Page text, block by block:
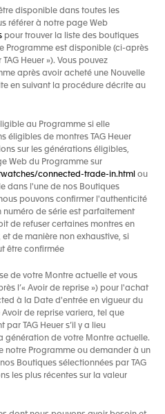
disponible dans toutes les
référer à notre page Web
pour trouver la liste des boutiques
Programme est disponible (ci-après
Heuer »). Vous pouvez
après avoir acheté une Nouvelle
en suivant la procédure décrite au
au Programme si elle
éligibles de montres TAG Heuer
sur les générations éligibles,
Web du Programme sur
connected-trade-in.html ou
dans l'une de nos Boutiques
pouvons confirmer l'authenticité
numéro de série est parfaitement
de refuser certaines montres en
de manière non exhaustive, si
être confirmée
de votre Montre actuelle et vous
l’« Avoir de reprise ») pour l'achat
à la Date d'entrée en vigueur du
de reprise variera, tel que
TAG Heuer s’il y a lieu
génération de votre Montre actuelle.
notre Programme ou demander à un
Boutiques sélectionnées par TAG
les plus récentes sur la valeur